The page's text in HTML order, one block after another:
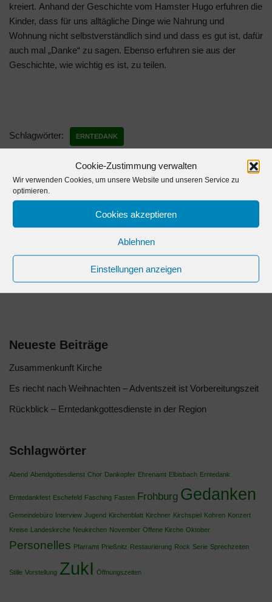
Cookie-Zustimmung verwalten
Wir verwenden Cookies, um unsere Website und unseren Service zu
optimieren.
Cookies akzeptieren
Ablehnen
Einstellungen anzeigen
kreiert. Anhand der Geschichte vom Hamster Hugo erfuhren die
Kinder, dass für uns alltägliche Dinge wie Nahrung und
Wohnung nicht selbstverständlich sind und dass es gut ist, dafür
auch mal „Danke“ zu sagen. Ebenso erfuhren sie aus der
Geschichte, wie wichtig es ist, zu teilen.
Schlagwörter: ERNTEDANK
VORHERIGER BEITRAG
Kleiderbazar ist ein großer
Es riecht nach Weihnachten –
Neueste Beiträge
Zusammenkunft Kirche
Es riecht nach Weihnachten – Adventszeit ist Vorbereitungszeit
Rückblick – Erntedankgottesdienste in der Region
Schlagwörter
Abend Abendgottesdienst Chor Dankopfer Ehrenamt Elbisbach Erntedank
Erntedankfest Eschefeld Fasching Fasten Frohburg Gedanken
Gemeindebüro Interview Jugend Kirchenblatt Kirchner Kirchspiel Kohren Konzert
Kreise
Landeskirche Neukirchen November Offene Kirche Oktober
Personelles Pfarramt Prießnitz Restaurierung Rock Serie Sprechzeiten
Stille Vorstellung ZukI Öffnungszeiten